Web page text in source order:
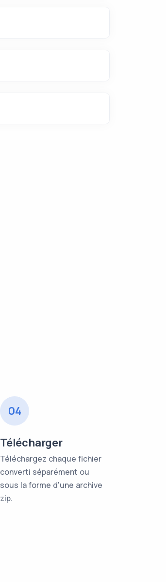
04
Télécharger
Téléchargez chaque fichier
converti séparément ou
sous la forme d'une archive
zip.